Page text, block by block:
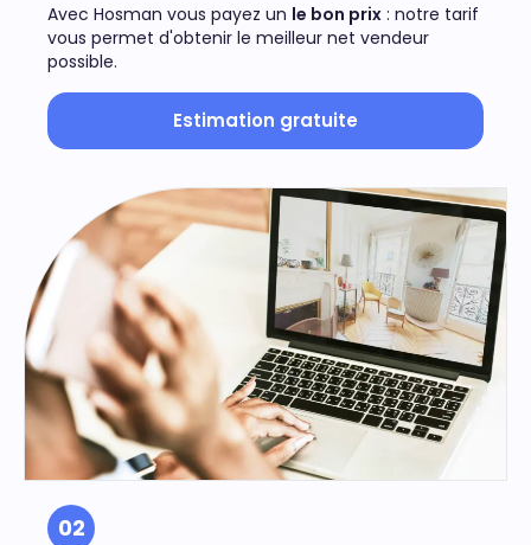
Avec Hosman vous payez un le bon prix : notre tarif
vous permet d'obtenir le meilleur net vendeur
possible.
Estimation gratuite
02